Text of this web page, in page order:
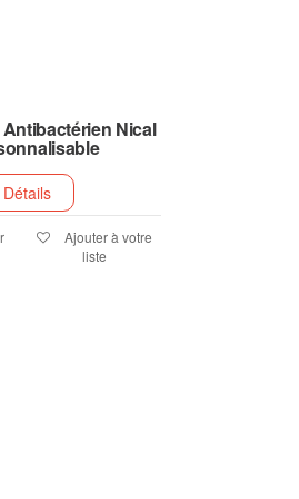
Nical
Détails
Ajouter à votre
liste